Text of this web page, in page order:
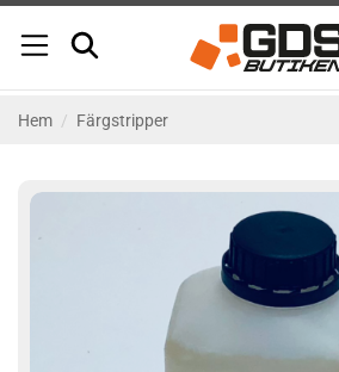
Hem / Färgstripper